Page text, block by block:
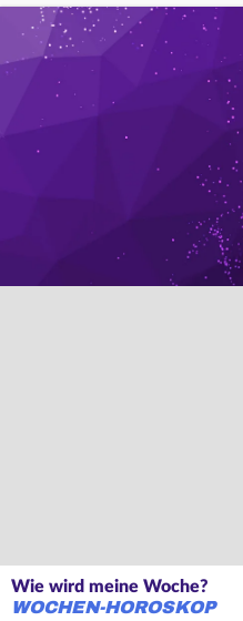
Wie wird meine Woche?
WOCHEN-HOROSKOP